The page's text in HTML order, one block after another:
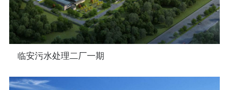
发展历程
企业荣誉
企业资质
临安污水处理二厂一期